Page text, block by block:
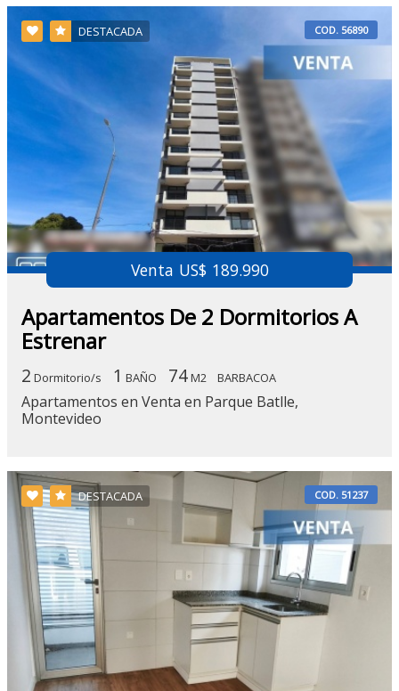
DESTACADA COD. 56890
Venta US$ 189.990
Apartamentos De 2 Dormitorios A
Estrenar
2 Dormitorio/s 1 BAÑO 74M2 BARBACOA
Apartamentos en Venta en Parque Batlle,
Montevideo
DESTACADA COD. 51237